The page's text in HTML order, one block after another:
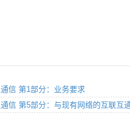
信 第1部分：业务要求
信 第5部分：与现有网络的互联互